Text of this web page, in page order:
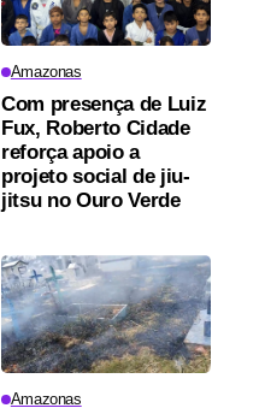
Amazonas
Com presença de Luiz
Fux, Roberto Cidade
reforça apoio a
projeto social de jiu-
jitsu no Ouro Verde
Amazonas